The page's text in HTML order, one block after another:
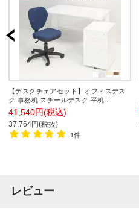
【デスクチェアセット】オフィスデス
ク 事務机 スチールデスク 平机
1200×700 + オフィスワゴン + ワークス
チェア セット
41,540円(税込)
37,764円(税抜)
1件
レビュー